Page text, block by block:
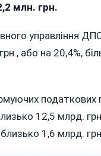
БІЛЬШЕ
НІЖ
ПОДАТКІВ
ВІННИЧИНИ
млн. грн.
управління
або на 20,4%,
податкових
12,5 млрд.
1,6 млрд.